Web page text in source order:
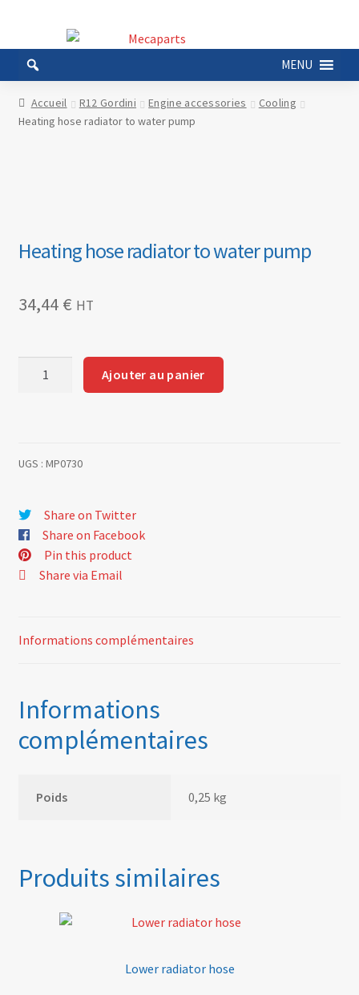
la
navigation
au
contenu
MENU
Accueil R12 Gordini Engine accessories
Cooling
Heating hose radiator to water pump
Heating hose radiator to water pump
34,44 € HT
to
pump
Ajouter au panier
UGS : MP0730
Share on Twitter
Share on Facebook
Pin this product
Share via Email
Informations complémentaires
Informations
complémentaires
Poids 0,25 kg
Produits similaires
Lower radiator hose